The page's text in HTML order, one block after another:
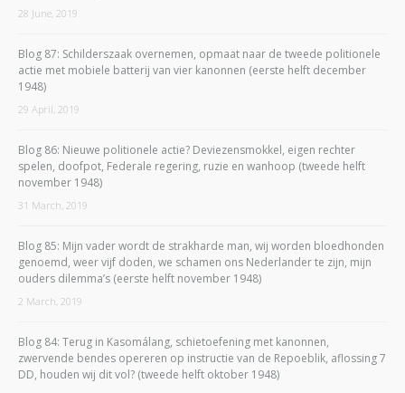
28 June, 2019
Blog 87: Schilderszaak overnemen, opmaat naar de tweede politionele
actie met mobiele batterij van vier kanonnen (eerste helft december
1948)
29 April, 2019
Blog 86: Nieuwe politionele actie? Deviezensmokkel, eigen rechter
spelen, doofpot, Federale regering, ruzie en wanhoop (tweede helft
november 1948)
31 March, 2019
Blog 85: Mijn vader wordt de strakharde man, wij worden bloedhonden
genoemd, weer vijf doden, we schamen ons Nederlander te zijn, mijn
ouders dilemma’s (eerste helft november 1948)
2 March, 2019
Blog 84: Terug in Kasomálang, schietoefening met kanonnen,
zwervende bendes opereren op instructie van de Repoeblik, aflossing 7
DD, houden wij dit vol? (tweede helft oktober 1948)